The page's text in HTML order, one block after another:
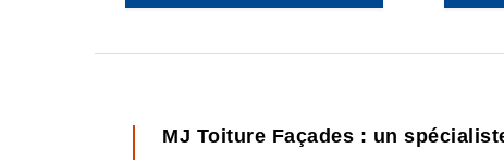
MJ Toiture Façades : un